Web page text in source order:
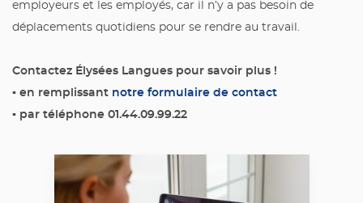
employeurs et les employés, car il n’y a pas besoin de
déplacements quotidiens pour se rendre au travail.
Contactez Élysées Langues pour savoir plus !
▪ en remplissant notre formulaire de contact
▪ par téléphone 01.44.09.99.22